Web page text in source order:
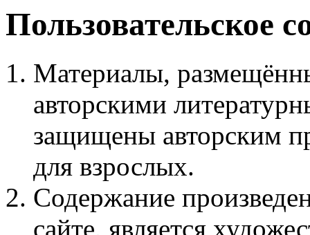
Пользовательское
Материалы,
авторскими
защищены авторским
для взрослых.
Содержание
сайте, является